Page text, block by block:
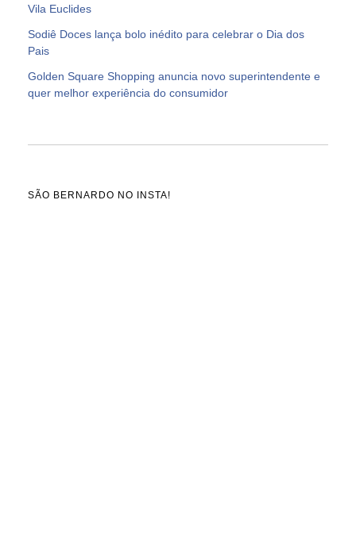
Vila Euclides
Sodiê Doces lança bolo inédito para celebrar o Dia dos
Pais
Golden Square Shopping anuncia novo superintendente e
quer melhor experiência do consumidor
SÃO BERNARDO NO INSTA!